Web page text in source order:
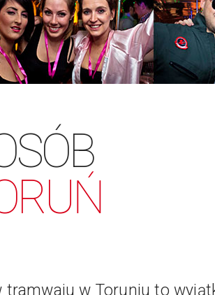
tramwaju w Toruniu to